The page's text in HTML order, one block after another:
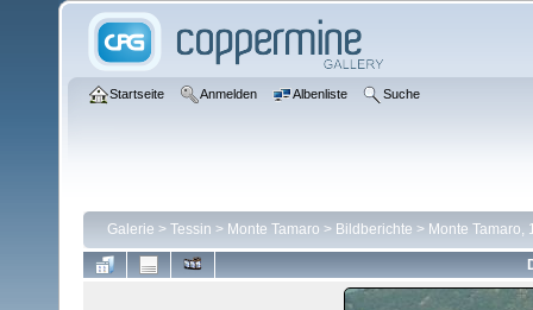
Startseite Anmelden Albenliste Suche
Galerie > Tessin > Monte Tamaro > Bildberichte > Monte Tamaro,